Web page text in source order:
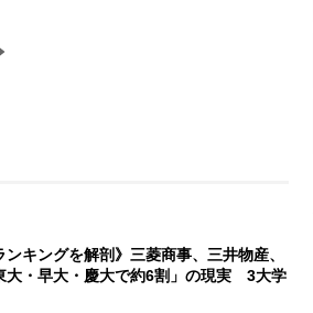
ンキングを解剖》三菱商事、三井物産、
大・早大・慶大で約6割」の現実 3大学